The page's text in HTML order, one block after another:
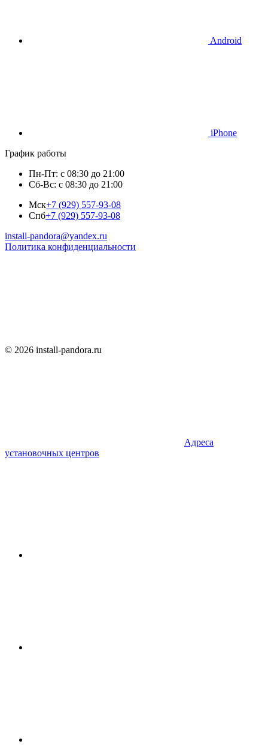
Android
iPhone
График работы
Пн-Пт: с 08:30 до 21:00
Сб-Вс: с 08:30 до 21:00
Мск+7 (929) 557-93-08
Спб+7 (929) 557-93-08
install-pandora@yandex.ru
Политика конфиденциальности
© 2026 install-pandora.ru
Адреса
установочных центров